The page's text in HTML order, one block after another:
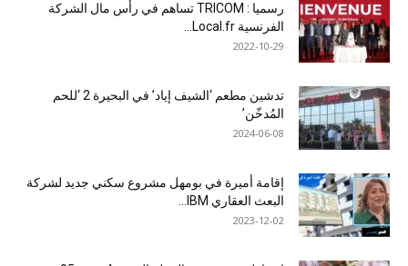
رسميا : TRICOM تساهم في رأس مال الشركة
الفرنسية Local.fr...
2022-10-29
تدشين مطعم ‘الشيف إياد’ في البحيرة 2 ‘للحم
المُدخّن’
2024-06-08
إقامة أميرة في بومهل مشروع سكني جديد لشركة
البعث العقاري IBM...
2023-12-02